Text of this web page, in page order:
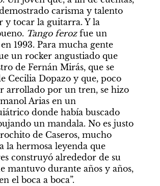
carisma y talento
y tocar la guitarra. Y la
Tango feroz fue un
1993. Para mucha gente
un rocker angustiado que
de Fernán Mirás, que se
Cecilia Dopazo y que, poco
arrollado por un tren, se hizo
Arias en un
donde había buscado
un mandala. No es justo
de Caseros, mucho
la hermosa leyenda que
construyó alrededor de su
mantuvo durante años y años,
el boca a boca”.